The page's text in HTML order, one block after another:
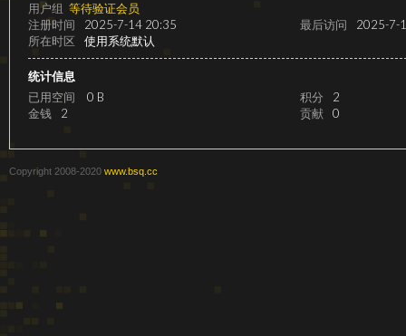
速
用户组 等待验证会员
注册时间
2025-7-14 20:35 最后访问
2025-7-
所在时区
使用系统默认
统计信息
已用空间
0 B 积分
2
金钱
2 贡献 0
Copyright 2008-2020 www.bsq.cc